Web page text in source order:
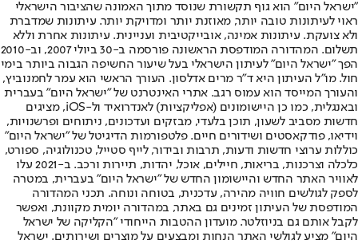
"ישראל היום" הוא גוף תקשורת שנוסד מתוך האמונה שהציבור הישראלי
ראוי לעיתונות טובה יותר, מאוזנת יותר ומדויקת יותר. עיתונות שמדברת
ולא צועקת. עיתונות אמינה, אובייקטיבית ועניינית. עיתונות אחרת וללא
תשלום. המהדורה המודפסת הראשונה פורסמה ב-30 ביולי 2007, וב-2010
הפך "ישראל היום" לעיתון הישראלי בעל שיעור החשיפה הגבוה ביותר בימי
חול. מו"ל העיתון היא ד"ר מרים אדלסון. העורך הראשי הוא עמר לחמנוביץ,
והעורך המייסד הוא עמוס רגב. אתרי האינטרנט של "ישראל היום" בעברית
ובאנגלית, כמו כן היישומונים (אפליקציות) לאנדרואיד ול-iOS, מציגים
חדשות מסביב לשעון, תוכן בלעדי, מבזקים ועדכונים, ניתוחים ופרשנויות,
וידיאו, פודקאסטים ושידורים חיים. פלטפורמות הדיגיטל של "ישראל היום"
כוללות ערוצי חדשות ודעות, תרבות ובידור, לייף סטייל, טכנולוגיה, ספורט,
כלכלה וצרכנות, בריאות, חיילים, אוכל, יהדות, תיירות ורכב. ב-2021 עלו
לאוויר האתר החדש והיישומון החדש של "ישראל היום" בעברית, במטרה
לספק לגולשים חוויה מהירה, עדכנית, בטוחה ונוחה. תכני המהדורה
המודפסת של העיתון זמינים גם באתר, במהדורה יומית מקוונת, ואפשר
לקבל אותם גם בניוזלטר. מועדון ההטבות הייחודי "הקליקה של ישראל
היום" מציע לגולשי האתר הנחות ומבצעים על מוצרים ושירותים. ישראל